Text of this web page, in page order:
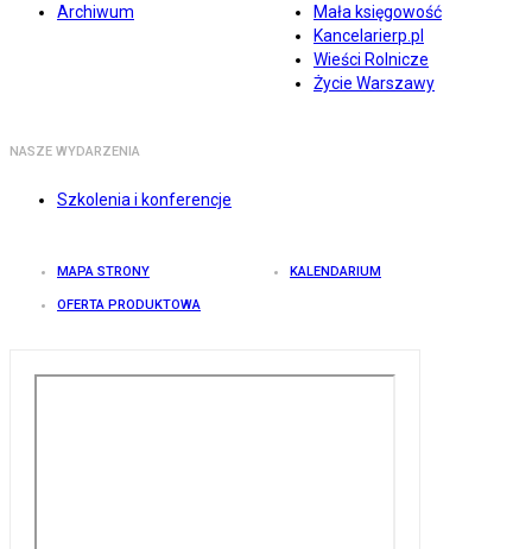
Archiwum
Mała księgowość
Kancelarierp.pl
Wieści Rolnicze
Życie Warszawy
NASZE WYDARZENIA
Szkolenia i konferencje
MAPA STRONY KALENDARIUM
OFERTA PRODUKTOWA